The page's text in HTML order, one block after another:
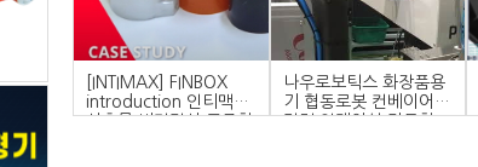
[INTIMAX] FINBOX
introduction 인티맥스
사출물 비전검사 표준화
나우로보틱스 화장품용
기 협동로봇 컨베이어
정렬 인케이싱 자동화